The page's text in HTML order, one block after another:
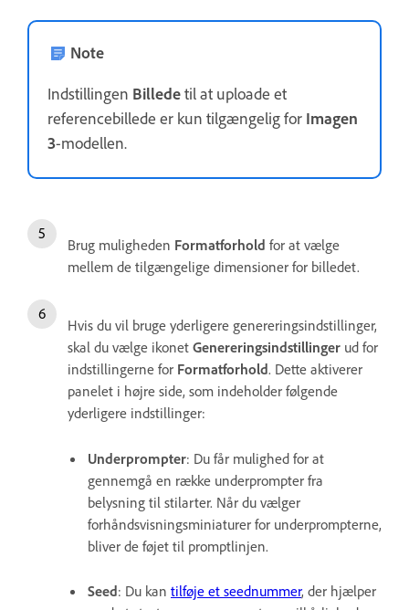
Note
Indstillingen Billedetil at uploade et
referencebillede er kun tilgængelig for Imagen
3-modellen.
Brug muligheden Formatforhold for at vælge
mellem de tilgængelige dimensioner for billedet.
Hvis du vil bruge yderligere genereringsindstillinger,
skal du vælge ikonet Genereringsindstillinger ud for
indstillingerne for Formatforhold. Dette aktiverer
panelet i højre side, som indeholder følgende
yderligere indstillinger:
Underprompter: Du får mulighed for at
gennemgå en række underprompter fra
belysning til stilarter. Når du vælger
forhåndsvisningsminiaturer for underprompterne,
bliver de føjet til promptlinjen.
Seed: Du kan tilføje et seednummer, der hjælper